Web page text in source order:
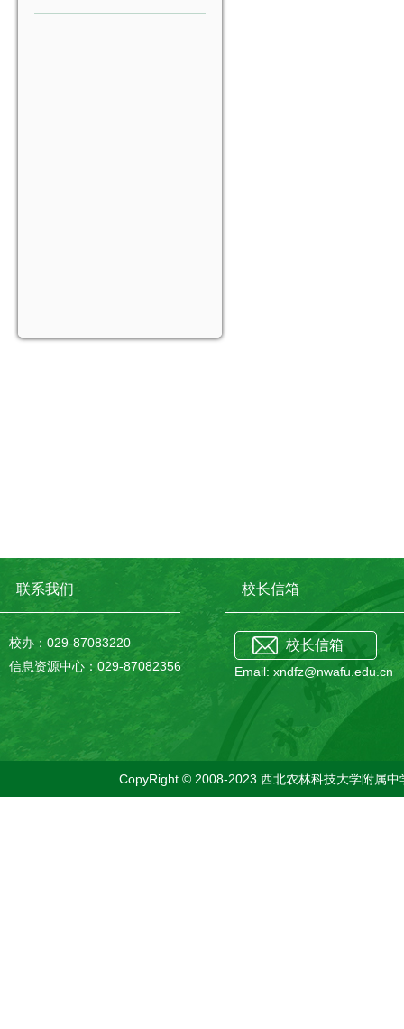
联系我们
校办：029-87083220
信息资源中心：029-87082356
校长信箱
校长信箱
Email: xndfz@nwafu.edu.cn
CopyRight © 2008-2023 西北农林科技大